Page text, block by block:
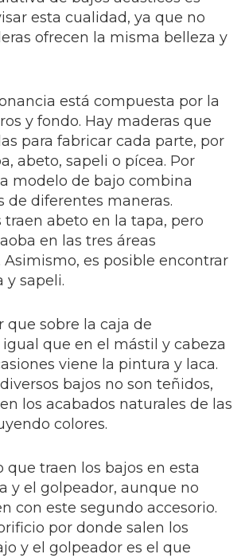
esta cualidad, ya que no
ofrecen la misma belleza y
está compuesta por la
y fondo. Hay maderas que
para fabricar cada parte, por
abeto, sapeli o pícea. Por
modelo de bajo combina
de diferentes maneras.
traen abeto en la tapa, pero
en las tres áreas
Asimismo, es posible encontrar
y sapeli.
que sobre la caja de
igual que en el mástil y cabeza
viene la pintura y laca.
bajos no son teñidos,
los acabados naturales de las
colores.
que traen los bajos en esta
y el golpeador, aunque no
con este segundo accesorio.
por donde salen los
y el golpeador es el que